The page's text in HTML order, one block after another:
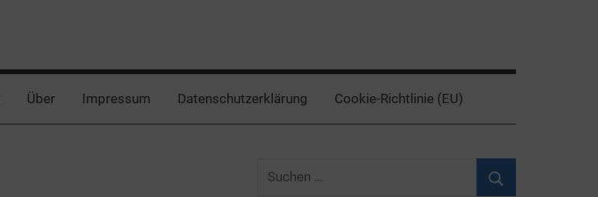
Über Impressum Datenschutzerklärung Cookie-Richtlinie (EU)
Suchen